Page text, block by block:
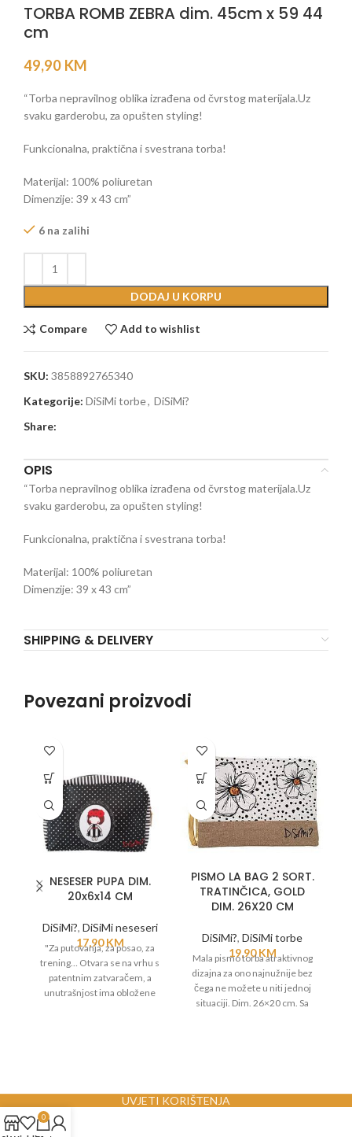
TORBA ROMB ZEBRA dim. 45cm x 59 44
cm
49,90 KM
“Torba nepravilnog oblika izrađena od čvrstog materijala.Uz
svaku garderobu, za opušten styling!
Funkcionalna, praktična i svestrana torba!
Materijal: 100% poliuretan
Dimenzije: 39 x 43 cm”
6 na zalihi
DODAJ U KORPU
Compare Add to wishlist
SKU: 3858892765340
Kategorije: DiSiMi torbe, DiSiMi?
Share:
OPIS
“Torba nepravilnog oblika izrađena od čvrstog materijala.Uz
svaku garderobu, za opušten styling!
Funkcionalna, praktična i svestrana torba!
Materijal: 100% poliuretan
Dimenzije: 39 x 43 cm”
SHIPPING & DELIVERY
Povezani proizvodi
NESESER PUPA DIM.
20x6x14 CM
DiSiMi?, DiSiMi neseseri
17,90KM
"Za putovanja, za posao, za
trening… Otvara se na vrhu s
patentnim zatvaračem, a
unutrašnjost ima obložene
PISMO LA BAG 2 SORT.
TRATINČICA, GOLD
DIM. 26X20 CM
DiSiMi?, DiSiMi torbe
19,90KM
Mala pismo torba atraktivnog
dizajna za ono najnužnije bez
čega ne možete u niti jednoj
situaciji. Dim. 26×20 cm. Sa
UVJETI KORIŠTENJA
0